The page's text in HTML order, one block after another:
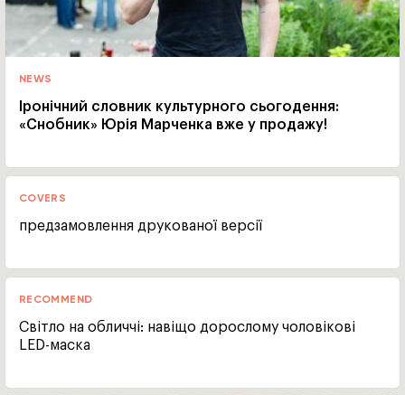
NEWS
Іронічний словник культурного сьогодення:
«Снобник» Юрія Марченка вже у продажу!
COVERS
предзамовлення друкованої версії
RECOMMEND
Світло на обличчі: навіщо дорослому чоловікові
LED-маска